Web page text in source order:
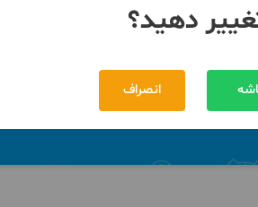
دهید؟
انصراف